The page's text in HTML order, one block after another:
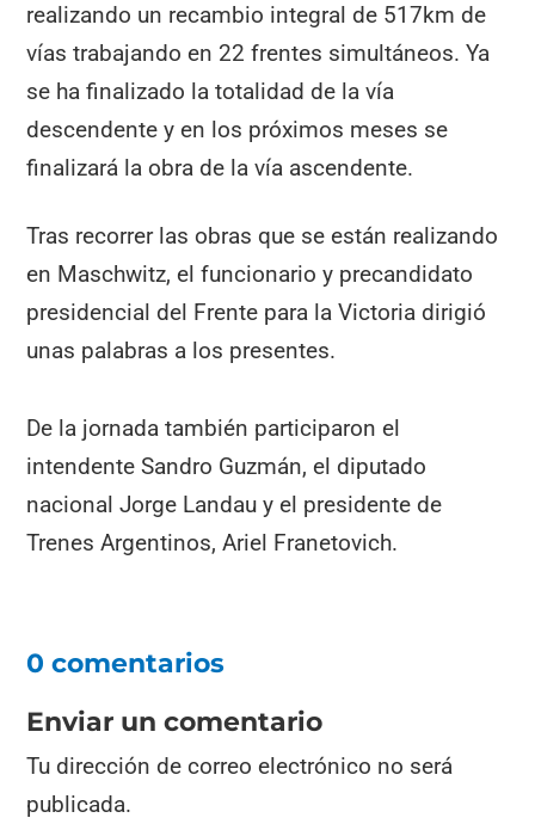
realizando un recambio integral de 517km de
vías trabajando en 22 frentes simultáneos. Ya
se ha finalizado la totalidad de la vía
descendente y en los próximos meses se
finalizará la obra de la vía ascendente.
Tras recorrer las obras que se están realizando
en Maschwitz, el funcionario y precandidato
presidencial del Frente para la Victoria dirigió
unas palabras a los presentes.
De la jornada también participaron el
intendente Sandro Guzmán, el diputado
nacional Jorge Landau y el presidente de
Trenes Argentinos, Ariel Franetovich.
0 comentarios
Enviar un comentario
Tu dirección de correo electrónico no será
publicada.